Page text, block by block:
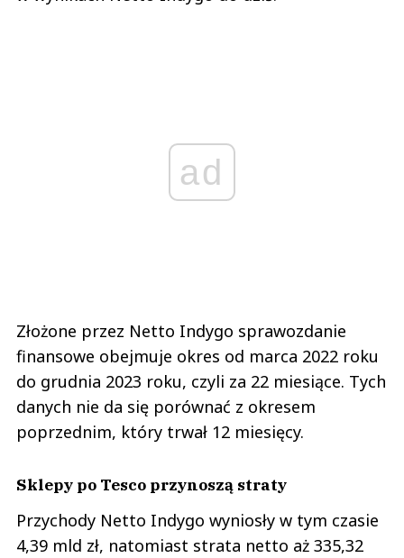
ad
Złożone przez Netto Indygo sprawozdanie
finansowe obejmuje okres od marca 2022 roku
do grudnia 2023 roku, czyli za 22 miesiące. Tych
danych nie da się porównać z okresem
poprzednim, który trwał 12 miesięcy.
Sklepy po Tesco przynoszą straty
Przychody Netto Indygo wyniosły w tym czasie
4,39 mld zł, natomiast strata netto aż 335,32